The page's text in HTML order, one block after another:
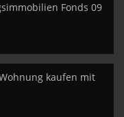
Fonds 09
Wohnung kaufen mit